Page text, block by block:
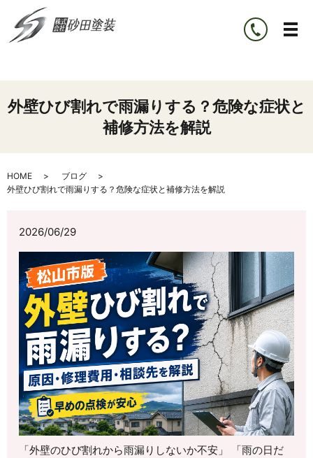
外壁ひび割れで雨漏りする？危険な症状と
補修方法を解説
HOME
ブログ
外壁ひび割れで雨漏りする？危険な症状と補修方法を解説
2026/06/29
「外壁のひび割れから雨漏りしないか不安」 「雨の日だ